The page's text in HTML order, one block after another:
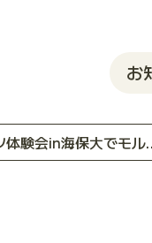
お
インクルーシブス